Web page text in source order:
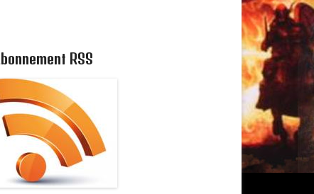
RSS